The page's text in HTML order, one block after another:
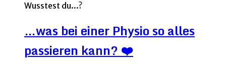
Wusstest du...?
…was bei einer Physio so alles
passieren kann? ❤️